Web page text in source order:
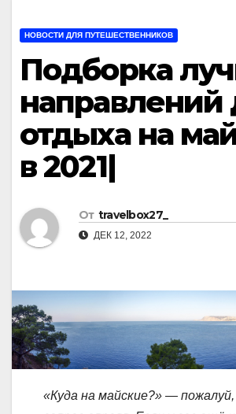
НОВОСТИ ДЛЯ ПУТЕШЕСТВЕННИКОВ
Подборка
направлений
отдыха на
в 2021|
От travelbox27_
ДЕК 12, 2022
«Куда на майские?» —